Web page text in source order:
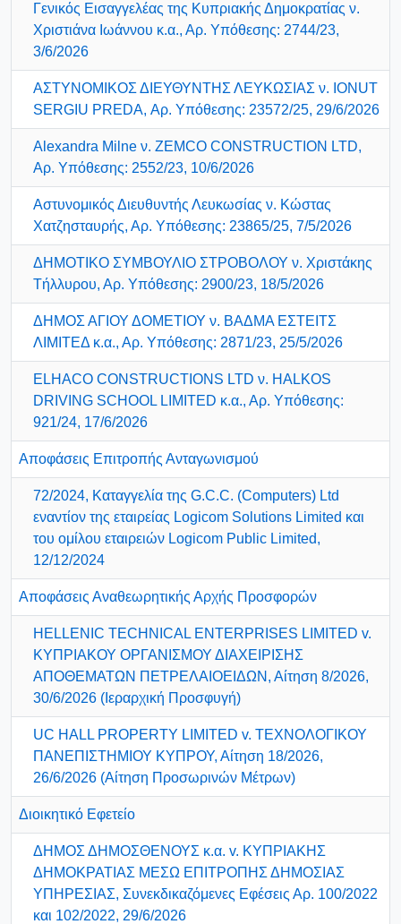
Γενικός Εισαγγελέας της Κυπριακής Δημοκρατίας ν.
Χριστιάνα Ιωάννου κ.α., Αρ. Υπόθεσης: 2744/23,
3/6/2026
ΑΣΤΥΝΟΜΙΚΟΣ ΔΙΕΥΘΥΝΤΗΣ ΛΕΥΚΩΣΙΑΣ ν. IONUT
SERGIU PREDA, Αρ. Υπόθεσης: 23572/25, 29/6/2026
Alexandra Milne ν. ZEMCO CONSTRUCTION LTD,
Αρ. Υπόθεσης: 2552/23, 10/6/2026
Αστυνομικός Διευθυντής Λευκωσίας ν. Κώστας
Χατζησταυρής, Αρ. Υπόθεσης: 23865/25, 7/5/2026
ΔΗΜΟΤΙΚΟ ΣΥΜΒΟΥΛΙΟ ΣΤΡΟΒΟΛΟΥ ν. Χριστάκης
Τήλλυρου, Αρ. Υπόθεσης: 2900/23, 18/5/2026
ΔΗΜΟΣ ΑΓΙΟΥ ΔΟΜΕΤΙΟΥ ν. ΒΑΔΜΑ ΕΣΤΕΙΤΣ
ΛΙΜΙΤΕΔ κ.α., Αρ. Υπόθεσης: 2871/23, 25/5/2026
ELHACO CONSTRUCTIONS LTD ν. HALKOS
DRIVING SCHOOL LIMITED κ.α., Αρ. Υπόθεσης:
921/24, 17/6/2026
Αποφάσεις Επιτροπής Ανταγωνισμού
72/2024, Καταγγελία της G.C.C. (Computers) Ltd
εναντίον της εταιρείας Logicom Solutions Limited και
του ομίλου εταιρειών Logicom Public Limited,
12/12/2024
Αποφάσεις Αναθεωρητικής Αρχής Προσφορών
HELLENIC TECHNICAL ENTERPRISES LIMITED v.
ΚΥΠΡΙΑΚΟΥ ΟΡΓΑΝΙΣΜΟΥ ΔΙΑΧΕΙΡΙΣΗΣ
ΑΠΟΘΕΜΑΤΩΝ ΠΕΤΡΕΛΑΙΟΕΙΔΩΝ, Αίτηση 8/2026,
30/6/2026 (Ιεραρχική Προσφυγή)
UC HALL PROPERTY LIMITED v. ΤΕΧΝΟΛΟΓΙΚΟΥ
ΠΑΝΕΠΙΣΤΗΜΙΟΥ ΚΥΠΡΟΥ, Αίτηση 18/2026,
26/6/2026 (Αίτηση Προσωρινών Μέτρων)
Διοικητικό Εφετείο
ΔΗΜΟΣ ΔΗΜΟΣΘΕΝΟΥΣ κ.α. v. ΚΥΠΡΙΑΚΗΣ
ΔΗΜΟΚΡΑΤΙΑΣ ΜΕΣΩ ΕΠΙΤΡΟΠΗΣ ΔΗΜΟΣΙΑΣ
ΥΠΗΡΕΣΙΑΣ, Συνεκδικαζόμενες Εφέσεις Αρ. 100/2022
και 102/2022, 29/6/2026